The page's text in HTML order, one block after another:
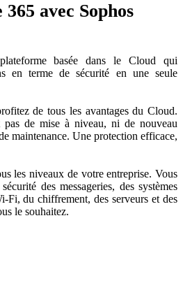
avec Sophos
basée dans le Cloud qui
en terme de sécurité en une seule
de tous les avantages du Cloud.
pas de mise à niveau, ni de nouveau
maintenance. Une protection efficace,
les niveaux de votre entreprise. Vous
des messageries, des systèmes
Fi, du chiffrement, des serveurs et des
le souhaitez.